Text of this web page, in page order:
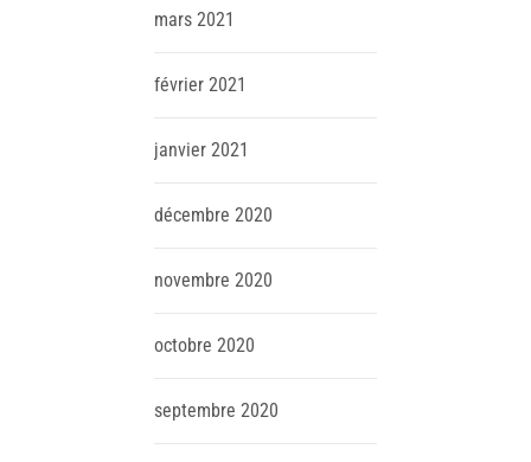
mars 2021
février 2021
janvier 2021
décembre 2020
novembre 2020
octobre 2020
septembre 2020